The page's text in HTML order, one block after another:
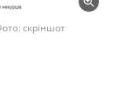
скріншот